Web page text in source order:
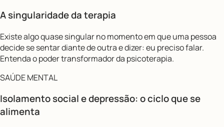
A singularidade da terapia
Existe algo quase singular no momento em que uma pessoa
decide se sentar diante de outra e dizer: eu preciso falar.
Entenda o poder transformador da psicoterapia.
SAÚDE MENTAL
Isolamento social e depressão: o ciclo que se
alimenta